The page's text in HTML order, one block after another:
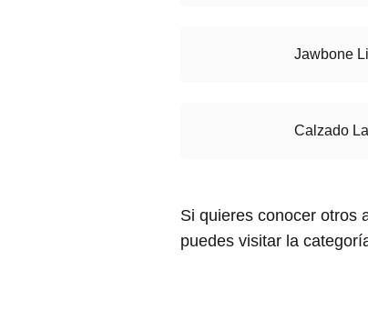
Jawbone
Calzado
Si quieres conocer otros
puedes visitar la